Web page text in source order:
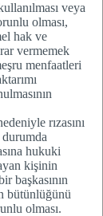
veya
olması,
hak ve
vermemek
menfaatleri
rızasını
durumda
hukuki
kişinin
başkasının
bütünlüğünü
olması.